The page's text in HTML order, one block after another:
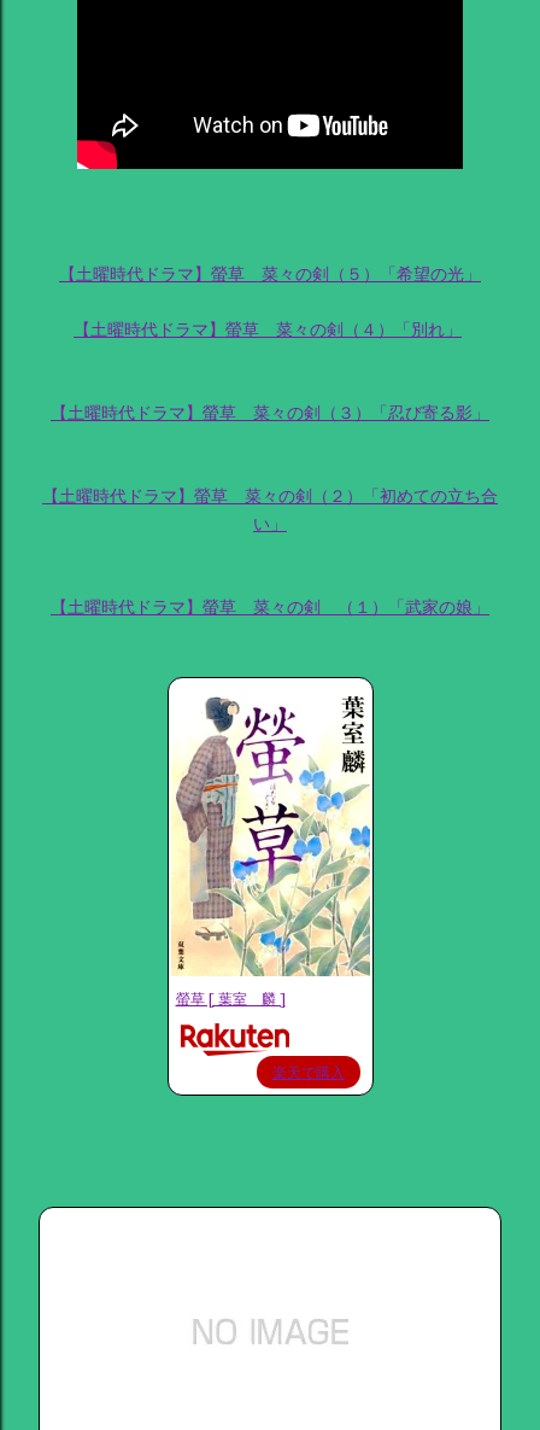
【土曜時代ドラマ】螢草 菜々の剣（５）「希望の光」
【土曜時代ドラマ】螢草 菜々の剣（４）「別れ」
【土曜時代ドラマ】螢草 菜々の剣（３）「忍び寄る影」
【土曜時代ドラマ】螢草 菜々の剣（２）「初めての立ち合
い」
【土曜時代ドラマ】螢草 菜々の剣 （１）「武家の娘」
螢草 [ 葉室 麟 ]
楽天で購入